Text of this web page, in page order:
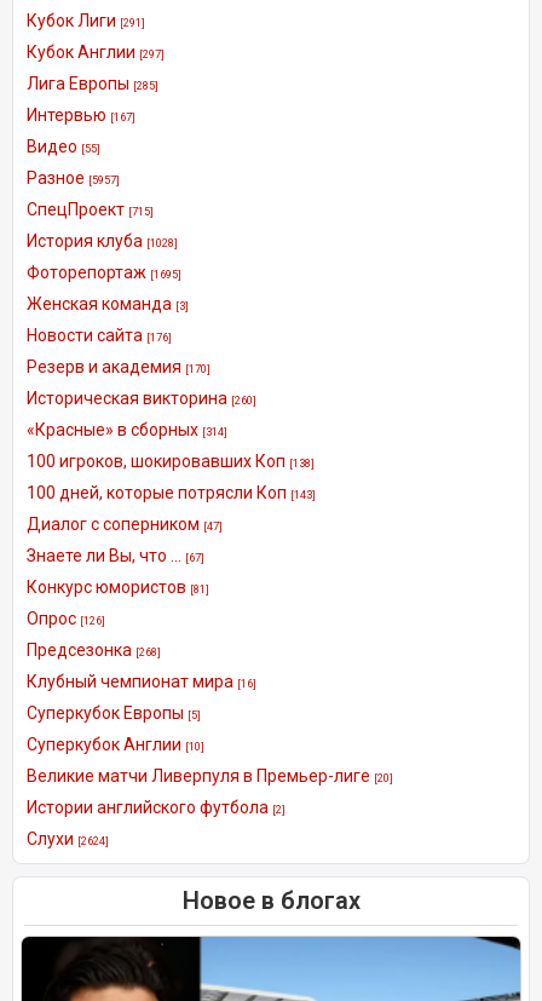
Кубок Лиги [291]
Кубок Англии [297]
Лига Европы [285]
Интервью [167]
Видео [55]
Разное [5957]
СпецПроект [715]
История клуба [1028]
Фоторепортаж [1695]
Женская команда [3]
Новости сайта [176]
Резерв и академия [170]
Историческая викторина [260]
«Красные» в сборных [314]
100 игроков, шокировавших Коп [138]
100 дней, которые потрясли Коп [143]
Диалог с соперником [47]
Знаете ли Вы, что ... [67]
Конкурс юмористов [81]
Опрос [126]
Предсезонка [268]
Клубный чемпионат мира [16]
Суперкубок Европы [5]
Суперкубок Англии [10]
Великие матчи Ливерпуля в Премьер-лиге [20]
Истории английского футбола [2]
Слухи [2624]
Новое в блогах